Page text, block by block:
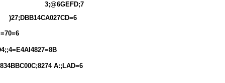
3;@6GEFD;7
)27;DBB14CA027CD=6
=70=6
834BBC00C;8274 A:;LAD=6